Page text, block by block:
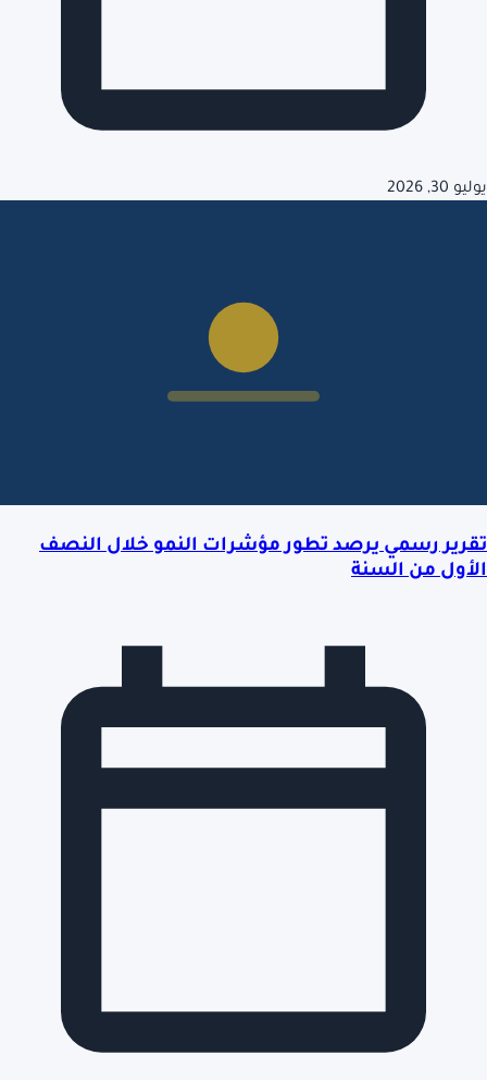
يوليو 30, 2026
تقرير رسمي يرصد تطور مؤشرات النمو خلال النصف
الأول من السنة